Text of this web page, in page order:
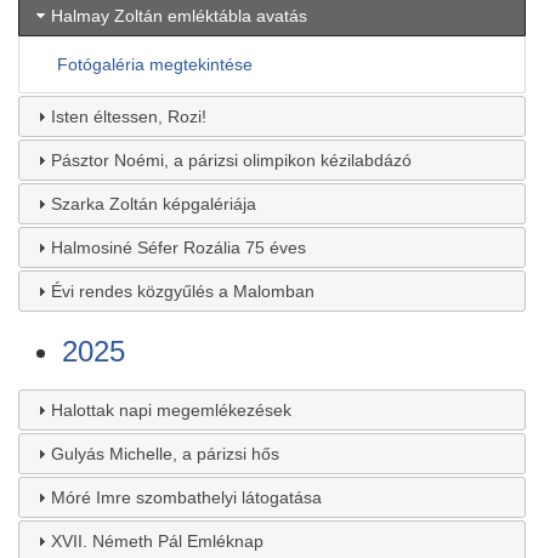
Halmay Zoltán emléktábla avatás
Fotógaléria megtekintése
Isten éltessen, Rozi!
Pásztor Noémi, a párizsi olimpikon kézilabdázó
Szarka Zoltán képgalériája
Halmosiné Séfer Rozália 75 éves
Évi rendes közgyűlés a Malomban
2025
Halottak napi megemlékezések
Gulyás Michelle, a párizsi hős
Móré Imre szombathelyi látogatása
XVII. Németh Pál Emléknap